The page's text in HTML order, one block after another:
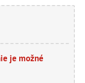
je možné